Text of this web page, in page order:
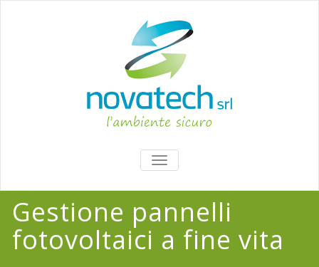
TOGGLE
NAVIGATION
Gestione pannelli
fotovoltaici a fine vita